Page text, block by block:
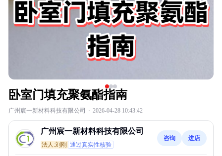
卧室门填充聚氨酯指南
广州宸一新材料科技有限公司 · 2026-04-28 10:43:42
广州宸一新材料科技有限公司
法人:刘刚 通过真实性核验
咨询 进店